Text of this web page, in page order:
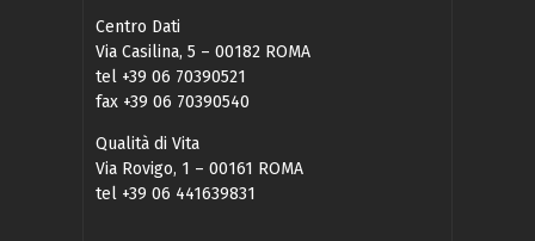
Centro Dati
Via Casilina, 5 – 00182 ROMA
tel +39 06 70390521
fax +39 06 70390540
Qualità di Vita
Via Rovigo, 1 – 00161 ROMA
tel +39 06 441639831